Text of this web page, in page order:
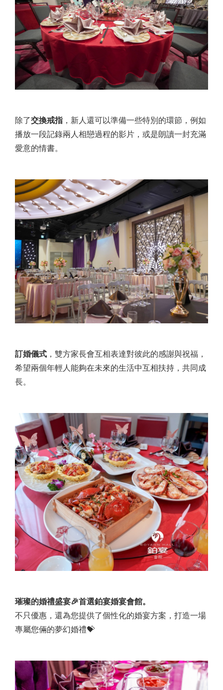
除了交換戒指 ，新人還可以準備一些特別的環節，例如
播放一段記錄兩人相戀過程的影片，或是朗讀一封充滿
愛意的情書。
訂婚儀式 ，雙方家長會互相表達對彼此的感謝與祝福，
希望兩個年輕人能夠在未來的生活中互相扶持，共同成
長。
璀璨的婚禮盛宴🎉首選鉑宴婚宴會館。
不只優惠，還為您提供了個性化的婚宴方案，打造一場
專屬您倆的夢幻婚禮💝